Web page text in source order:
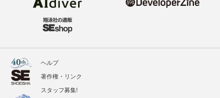
ヘルプ
著作権・リンク
スタッフ募集!